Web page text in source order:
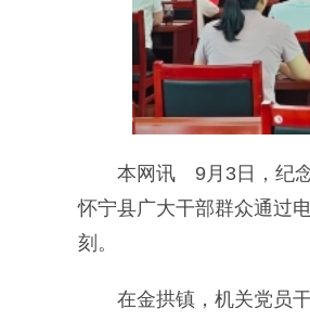
本网讯 9月3日，纪念中
怀宁县广大干部群众通过
刻。
在金拱镇，机关党员干